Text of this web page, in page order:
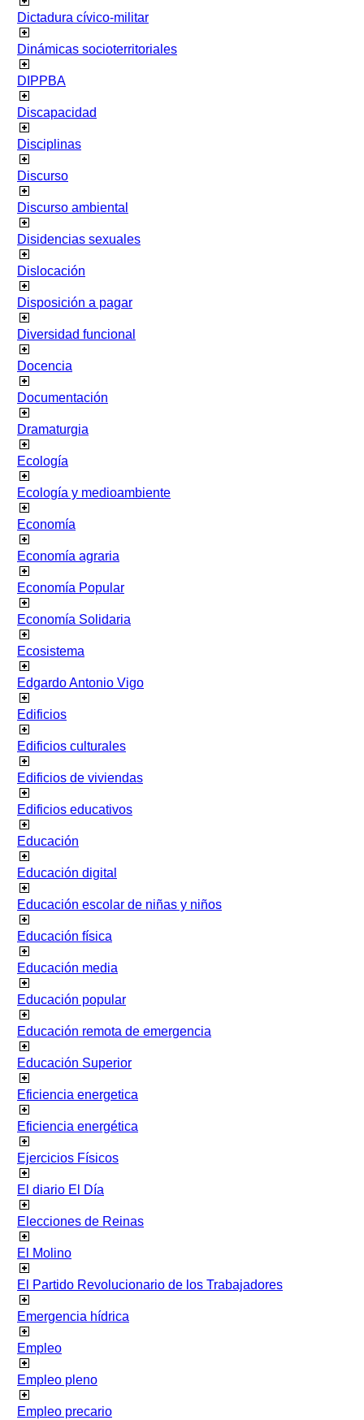
Dictadura cívico-militar
Dinámicas socioterritoriales
DIPPBA
Discapacidad
Disciplinas
Discurso
Discurso ambiental
Disidencias sexuales
Dislocación
Disposición a pagar
Diversidad funcional
Docencia
Documentación
Dramaturgia
Ecología
Ecología y medioambiente
Economía
Economía agraria
Economía Popular
Economía Solidaria
Ecosistema
Edgardo Antonio Vigo
Edificios
Edificios culturales
Edificios de viviendas
Edificios educativos
Educación
Educación digital
Educación escolar de niñas y niños
Educación física
Educación media
Educación popular
Educación remota de emergencia
Educación Superior
Eficiencia energetica
Eficiencia energética
Ejercicios Físicos
El diario El Día
Elecciones de Reinas
El Molino
El Partido Revolucionario de los Trabajadores
Emergencia hídrica
Empleo
Empleo pleno
Empleo precario